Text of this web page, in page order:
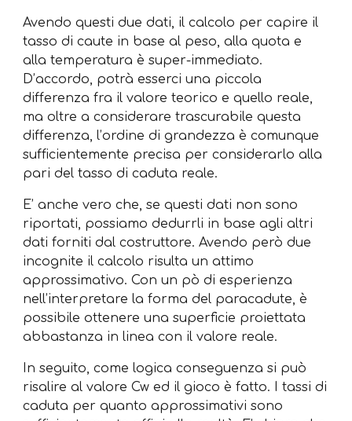
Avendo questi due dati, il calcolo per capire il
tasso di caute in base al peso, alla quota e
alla temperatura è super-immediato.
D’accordo, potrà esserci una piccola
differenza fra il valore teorico e quello reale,
ma oltre a considerare trascurabile questa
differenza, l’ordine di grandezza è comunque
sufficientemente precisa per considerarlo alla
pari del tasso di caduta reale.
E’ anche vero che, se questi dati non sono
riportati, possiamo dedurrli in base agli altri
dati forniti dal costruttore. Avendo però due
incognite il calcolo risulta un attimo
approssimativo. Con un pò di esperienza
nell’interpretare la forma del paracadute, è
possibile ottenere una superficie proiettata
abbastanza in linea con il valore reale.
In seguito, come logica conseguenza si può
risalire al valore Cw ed il gioco è fatto. I tassi di
caduta per quanto approssimativi sono